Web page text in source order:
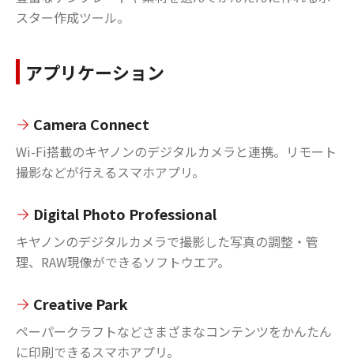
スター作成ツール。
アプリケーション
Camera Connect
Wi-Fi搭載のキヤノンのデジタルカメラと連携。リモート
撮影などが行えるスマホアプリ。
Digital Photo Professional
キヤノンのデジタルカメラで撮影した写真の調整・管
理、RAW現像ができるソフトウエア。
Creative Park
ペーパークラフトなどさまざまなコンテンツをかんたん
に印刷できるスマホアプリ。